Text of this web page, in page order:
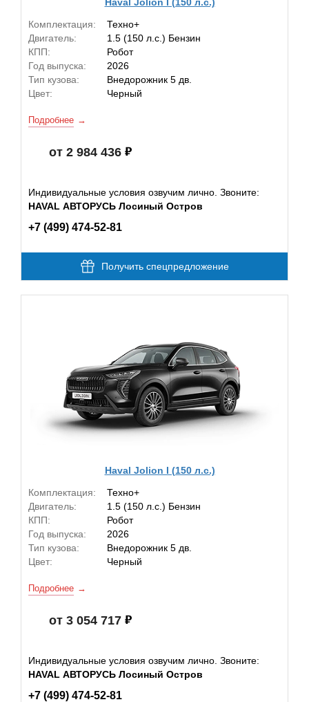
Комплектация:
Техно+
Двигатель:
1.5 (150 л.с.) Бензин
КПП:
Робот
Год выпуска:
2026
Тип кузова:
Внедорожник 5 дв.
Цвет:
Черный
Подробнее
от 2 984 436
Индивидуальные условия озвучим лично. Звоните:
HAVAL АВТОРУСЬ Лосиный Остров
+7 (499) 474-52-81
Получить спецпредложение
Haval Jolion I (150 л.с.)
Комплектация:
Техно+
Двигатель:
1.5 (150 л.с.) Бензин
КПП:
Робот
Год выпуска:
2026
Тип кузова:
Внедорожник 5 дв.
Цвет:
Черный
Подробнее
от 3 054 717
Индивидуальные условия озвучим лично. Звоните:
HAVAL АВТОРУСЬ Лосиный Остров
+7 (499) 474-52-81